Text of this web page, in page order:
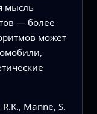
мысль
— более
может
Manne, S.